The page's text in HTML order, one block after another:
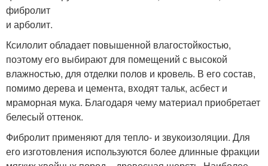
фибролит
и арболит.
Ксилолит обладает повышенной влагостойкостью,
поэтому его выбирают для помещений с высокой
влажностью, для отделки полов и кровель. В его состав,
помимо дерева и цемента, входят тальк, асбест и
мраморная мука. Благодаря чему материал приобретает
белесый оттенок.
Фибролит применяют для тепло- и звукоизоляции. Для
его изготовления используются более длинные фракции